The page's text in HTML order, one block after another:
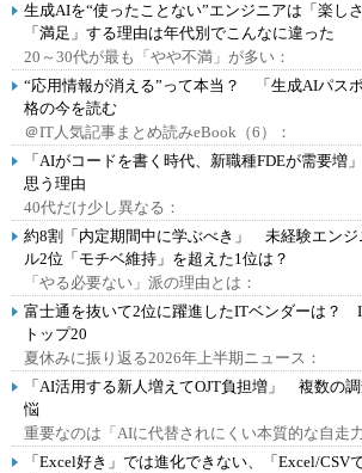
生成AIを“使ったことない”エンジニアは「楽
「満足」する理由は年代別でこんなに違った
20～30代が最も「やや不満」が多い：
“応用情報が消える”って本当？ 「生成AIパス
格の今を読む
＠IT人気記事まとめ読みeBook（6）：
「AIがコードを書く時代、新職種FDEが需要
思う理由
40代だけ少し異なる：
約8割「内定期間中に学ぶべき」 未経験エンジ
ル2位「モチベ維持」を超えた1位は？
「やる必要ない」派の理由とは：
富士通を抜いて2位に躍進したITベンダーは？
トップ20
夏休みに振り返る2026年上半期ニュース：
「AI活用する新人増えてOJT負担増」 複数の
悩
重要なのは「AIに代替されにくい本質的な自走
「Excel好き」では進化できない、「Excel/CSV